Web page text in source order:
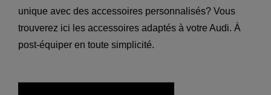
unique avec des accessoires personnalisés? Vous
trouverez ici les accessoires adaptés à votre Audi. À
post-équiper en toute simplicité.